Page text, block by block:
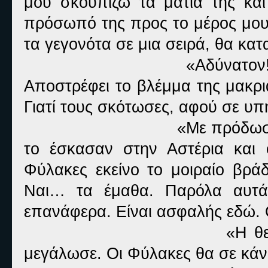
πρόσωπό της προς το μέρος
τα γεγονότα σε μια σειρά, θα
Αποστρέφει το βλέμμα της
Γιατί τους σκότωσες, αφού σε
«Με
το έσκασαν στην Αστέρια
Φύλακες εκείνο το μοιραίο
Ναι… τα έμαθα. Παρόλα
επανάφερα. Είναι ασφαλής εδώ.
«Η
μεγάλωσε. Οι Φύλακες θα σε